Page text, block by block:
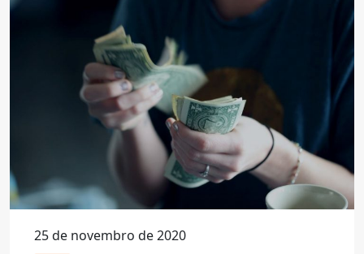
25 de novembro de 2020